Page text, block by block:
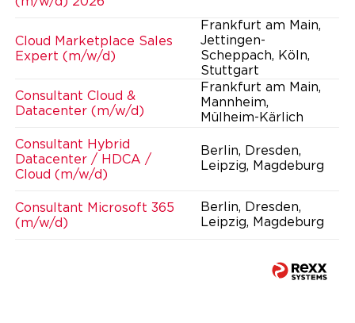
Cloud Marketplace Sales
Expert (m/w/d)
Frankfurt am Main,
Jettingen-
Scheppach, Köln,
Stuttgart
Consultant Cloud &
Datacenter (m/w/d)
Frankfurt am Main,
Mannheim,
Mülheim-Kärlich
Consultant Hybrid
Datacenter / HDCA /
Cloud (m/w/d)
Berlin, Dresden,
Leipzig, Magdeburg
Consultant Microsoft 365
(m/w/d)
Berlin, Dresden,
Leipzig, Magdeburg